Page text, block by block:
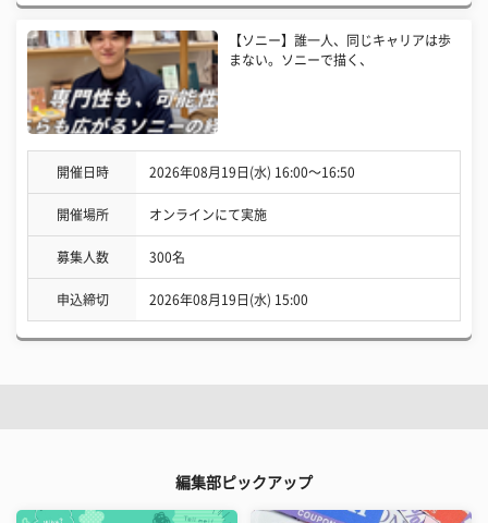
【ソニー】誰一人、同じキャリアは歩
まない。ソニーで描く、
開催日時 2026年08月19日(水) 16:00〜16:50
開催場所 オンラインにて実施
募集人数 300名
申込締切 2026年08月19日(水) 15:00
編集部ピックアップ